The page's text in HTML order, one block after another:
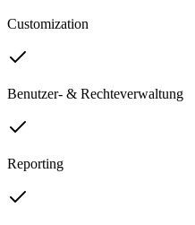
Customization
Benutzer- & Rechteverwaltung
Reporting